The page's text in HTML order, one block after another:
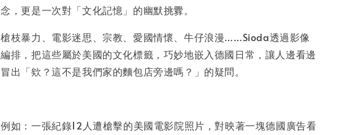
念，更是一次對「文化記憶」的幽默挑釁。
槍枝暴力、電影迷思、宗教、愛國情懷、牛仔浪漫……Sioda透過影像
編排，把這些屬於美國的文化標籤，巧妙地嵌入德國日常，讓人邊看邊
冒出「欸？這不是我們家的麵包店旁邊嗎？」的疑問。
例如：一張紀錄12人遭槍擊的美國電影院照片，對映著一塊德國廣告看